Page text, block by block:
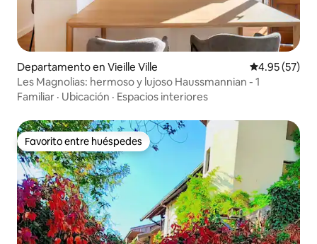
Departamento en Vieille Ville Calificación
4.95 (57)
Les Magnolias: hermoso y lujoso Haussmannian - 1
Familiar · Ubicación · Espacios interiores
Favorito entre huéspedes
Favorito entre huéspedes